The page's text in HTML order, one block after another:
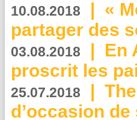
10.08.2018 | «
partager des
03.08.2018 | En
proscrit les
25.07.2018 |
d’occasion